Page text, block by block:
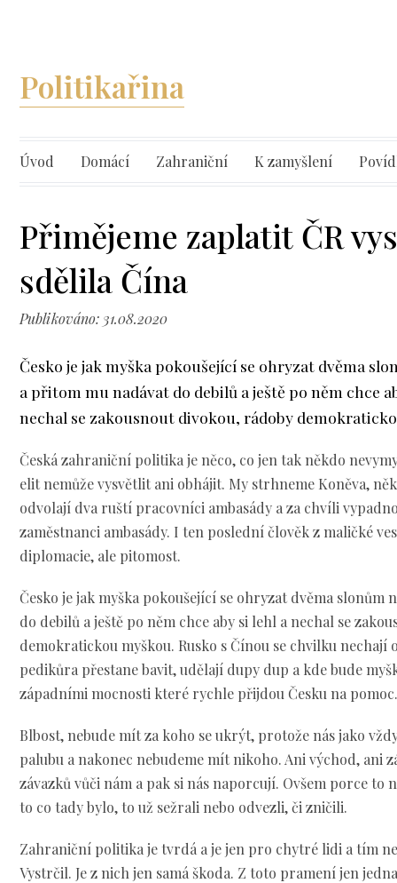
Politikařina
Úvod Domácí Zahraniční K zamyšlení
Přimějeme zaplatit ČR
sdělila Čína
Publikováno: 31.08.2020
Česko je jak myška pokoušející se ohryzat dvěma
a přitom mu nadávat do debilů a ještě po něm chce
nechal se zakousnout divokou, rádoby
Česká zahraniční politika je něco, co jen tak někdo
elit nemůže vysvětlit ani obhájit. My strhneme Koněva,
odvolají dva ruští pracovníci ambasády a za chvíli
zaměstnanci ambasády. I ten poslední člověk z maličké
diplomacie, ale pitomost.
Česko je jak myška pokoušející se ohryzat dvěma slonům
do debilů a ještě po něm chce aby si lehl a nechal se
demokratickou myškou. Rusko s Čínou se chvilku nechají
pedikůra přestane bavit, udělají dupy dup a kde bude
západními mocnosti které rychle přijdou Česku na
Blbost, nebude mít za koho se ukrýt, protože nás jako
palubu a nakonec nebudeme mít nikoho. Ani východ, ani
závazků vůči nám a pak si nás naporcují. Ovšem porce to
to co tady bylo, to už sežrali nebo odvezli, či zničili.
Zahraniční politika je tvrdá a je jen pro chytré lidi a tím
Vystrčil. Je z nich jen samá škoda. Z toto pramení jen